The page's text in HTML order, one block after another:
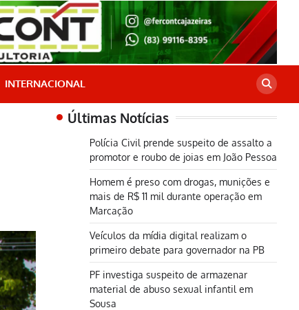
INTERNACIONAL
Últimas Notícias
Polícia Civil prende suspeito de assalto a
promotor e roubo de joias em João Pessoa
Homem é preso com drogas, munições e
mais de R$ 11 mil durante operação em
Marcação
Veículos da mídia digital realizam o
primeiro debate para governador na PB
PF investiga suspeito de armazenar
material de abuso sexual infantil em
Sousa